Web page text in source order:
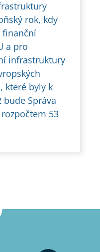
rok, kdy
finanční
a pro
infrastruktury
které byly k
bude Správa
53